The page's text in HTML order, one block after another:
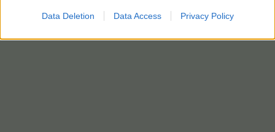
Data Deletion Data Access Privacy Policy